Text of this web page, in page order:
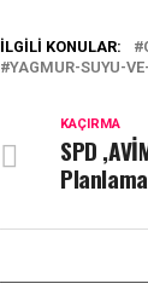
İLGILI KONULAR:
YAGMUR-SUYU-
KAÇIRMA
SPD
Planlama